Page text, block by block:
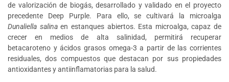
de valorización de biogás, desarrollado y validado en el proyecto
precedente Deep Purple. Para ello, se cultivará la microalga
Dunaliella salinaen estanques abiertos. Esta microalga, capaz de
crecer en medios de alta salinidad, permitirá recuperar
betacaroteno y ácidos grasos omega-3 a partir de las corrientes
residuales, dos compuestos que destacan por sus propiedades
antioxidantes y antiinflamatorias para la salud.